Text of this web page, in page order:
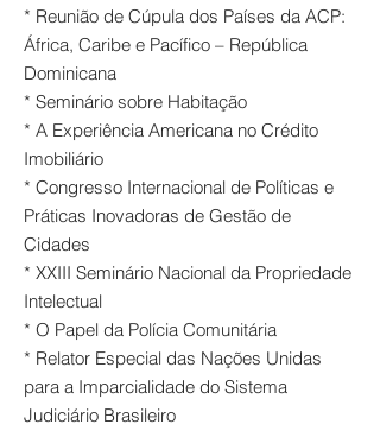
* Reunião de Cúpula dos Países da ACP:
África, Caribe e Pacífico – República
Dominicana
* Seminário sobre Habitação
* A Experiência Americana no Crédito
Imobiliário
* Congresso Internacional de Políticas e
Práticas Inovadoras de Gestão de
Cidades
* XXIII Seminário Nacional da Propriedade
Intelectual
* O Papel da Polícia Comunitária
* Relator Especial das Nações Unidas
para a Imparcialidade do Sistema
Judiciário Brasileiro